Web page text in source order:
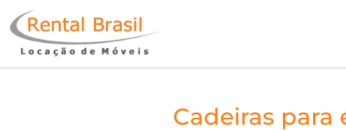
Cadeiras para